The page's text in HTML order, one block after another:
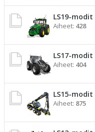
LS19-modit
Aiheet: 428
LS17-modit
Aiheet: 404
LS15-modit
Aiheet: 875